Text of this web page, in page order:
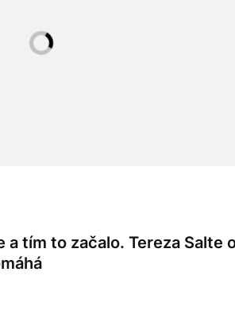
a tím to začalo. Tereza Salte